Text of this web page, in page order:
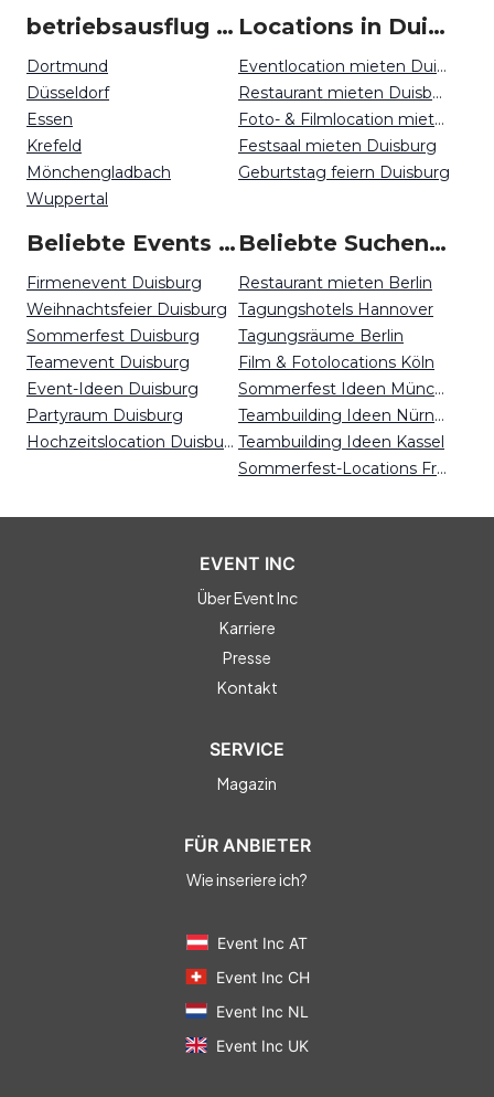
betriebsausflug um Duisburg
Dortmund
Düsseldorf
Essen
Krefeld
Mönchengladbach
Wuppertal
Locations in Duisburg mieten
Eventlocation mieten Duisburg
Restaurant mieten Duisburg
Foto- & Filmlocation mieten Duisburg
Festsaal mieten Duisburg
Geburtstag feiern Duisburg
Beliebte Events in Duisburg
Firmenevent Duisburg
Weihnachtsfeier Duisburg
Sommerfest Duisburg
Teamevent Duisburg
Event-Ideen Duisburg
Partyraum Duisburg
Hochzeitslocation Duisburg
Beliebte Suchen auf Event Inc
Restaurant mieten Berlin
Tagungshotels Hannover
Tagungsräume Berlin
Film & Fotolocations Köln
Sommerfest Ideen München
Teambuilding Ideen Nürnberg
Teambuilding Ideen Kassel
Sommerfest-Locations Freiburg
EVENT INC
Über Event Inc
Karriere
Presse
Kontakt
SERVICE
Magazin
FÜR ANBIETER
Wie inseriere ich?
Event Inc AT
Event Inc CH
Event Inc NL
Event Inc UK